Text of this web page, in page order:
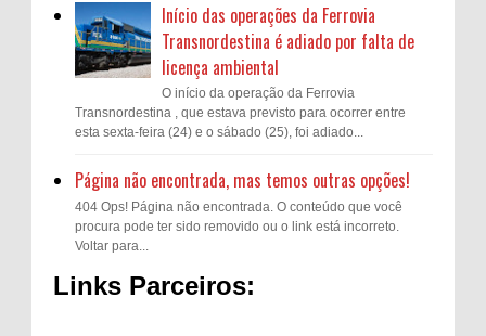
Início das operações da Ferrovia
Transnordestina é adiado por falta de
licença ambiental
O início da operação da Ferrovia
Transnordestina , que estava previsto para ocorrer entre
esta sexta-feira (24) e o sábado (25), foi adiado...
Página não encontrada, mas temos outras opções!
404 Ops! Página não encontrada. O conteúdo que você
procura pode ter sido removido ou o link está incorreto.
Voltar para...
Links Parceiros: